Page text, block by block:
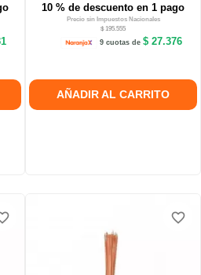
10 % de descuento en 1 pago
Precio sin Impuestos Nacionales
$ 195.555
9 cuotas de$ 27.376
AÑADIR AL CARRITO
favorite_border